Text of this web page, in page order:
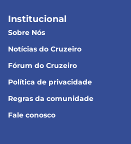
Institucional
Sobre Nós
Notícias do Cruzeiro
Fórum do Cruzeiro
Política de privacidade
Regras da comunidade
Fale conosco